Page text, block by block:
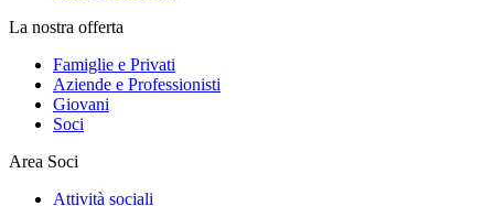
La nostra offerta
Famiglie e Privati
Aziende e Professionisti
Giovani
Soci
Area Soci
Attività sociali